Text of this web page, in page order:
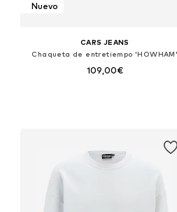
Nuevo
CARS JEANS
Chaqueta de entretiempo 'HOWHAM'
109,00€